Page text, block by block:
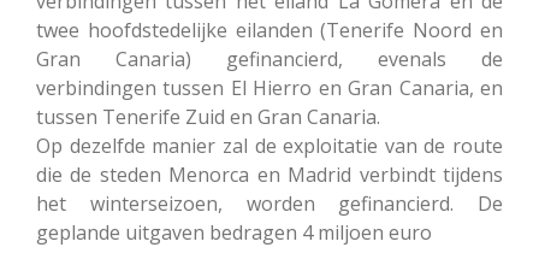
twee hoofdstedelijke eilanden (Tenerife Noord en
Gran Canaria) gefinancierd, evenals de
verbindingen tussen El Hierro en Gran Canaria, en
tussen Tenerife Zuid en Gran Canaria.
Op dezelfde manier zal de exploitatie van de route
die de steden Menorca en Madrid verbindt tijdens
het winterseizoen, worden gefinancierd. De
geplande uitgaven bedragen 4 miljoen euro